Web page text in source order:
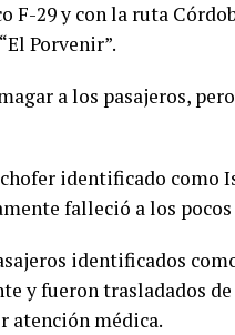
F-29 y con la ruta
Porvenir”.
a los pasajeros,
identificado como
falleció a los
identificados
y fueron trasladados
atención médica.